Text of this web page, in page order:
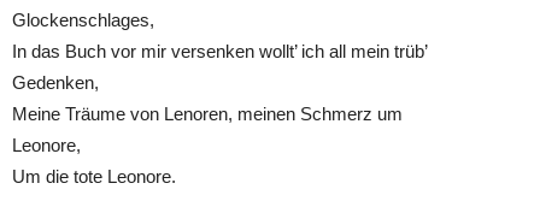
Glockenschlages,
In das Buch vor mir versenken wollt’ ich all mein trüb’
Gedenken,
Meine Träume von Lenoren, meinen Schmerz um
Leonore,
Um die tote Leonore.